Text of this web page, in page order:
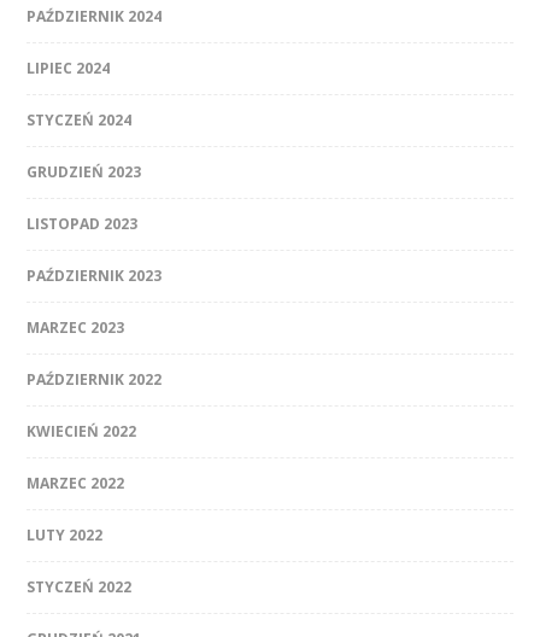
PAŹDZIERNIK 2024
LIPIEC 2024
STYCZEŃ 2024
GRUDZIEŃ 2023
LISTOPAD 2023
PAŹDZIERNIK 2023
MARZEC 2023
PAŹDZIERNIK 2022
KWIECIEŃ 2022
MARZEC 2022
LUTY 2022
STYCZEŃ 2022